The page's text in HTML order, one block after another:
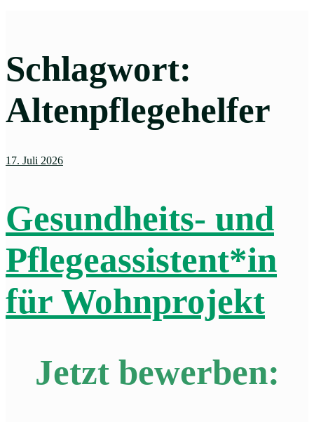
Schlagwort:
Altenpflegehelfer
17. Juli 2026
Gesundheits- und
Pflegeassistent*in
für Wohnprojekt
Jetzt bewerben: